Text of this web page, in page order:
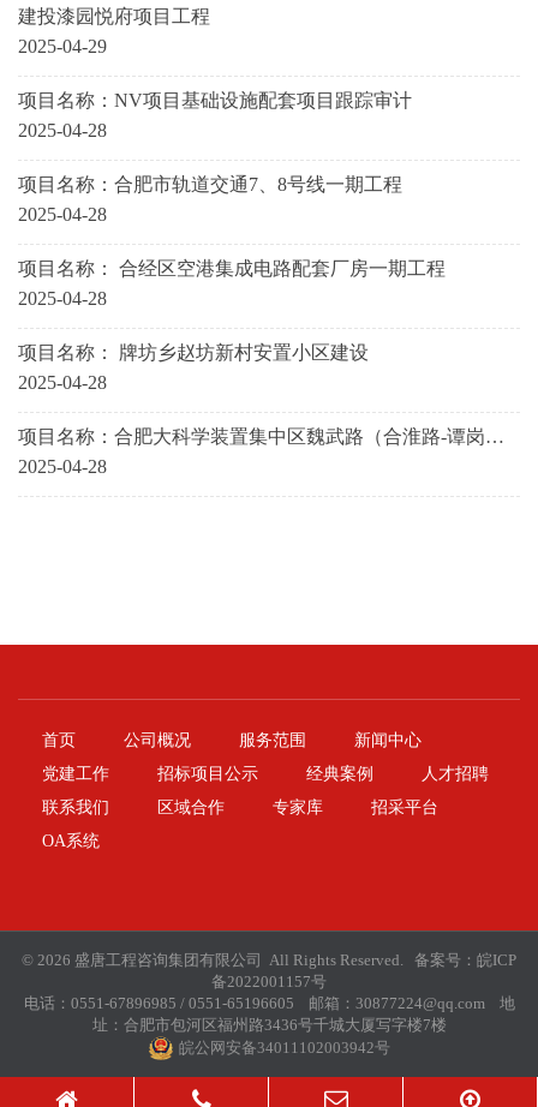
建投漆园悦府项目工程
2025-04-29
项目名称：NV项目基础设施配套项目跟踪审计
2025-04-28
项目名称：合肥市轨道交通7、8号线一期工程
2025-04-28
项目名称： 合经区空港集成电路配套厂房一期工程
2025-04-28
项目名称： 牌坊乡赵坊新村安置小区建设
2025-04-28
项目名称：合肥大科学装置集中区魏武路（合淮路-谭岗
路）等六条道路工程施工
2025-04-28
首页 公司概况 服务范围
新闻中心
党建工作
招标项目公示 经典案例
人才招聘
联系我们
区域合作 专家库
招采平台
OA系统
© 2026 盛唐工程咨询集团有限公司 All Rights Reserved. 备案号： 皖ICP
备2022001157号
电话：0551-67896985 / 0551-65196605 邮箱：30877224@qq.com 地
址：合肥市包河区福州路3436号千城大厦写字楼7楼
皖公网安备34011102003942号